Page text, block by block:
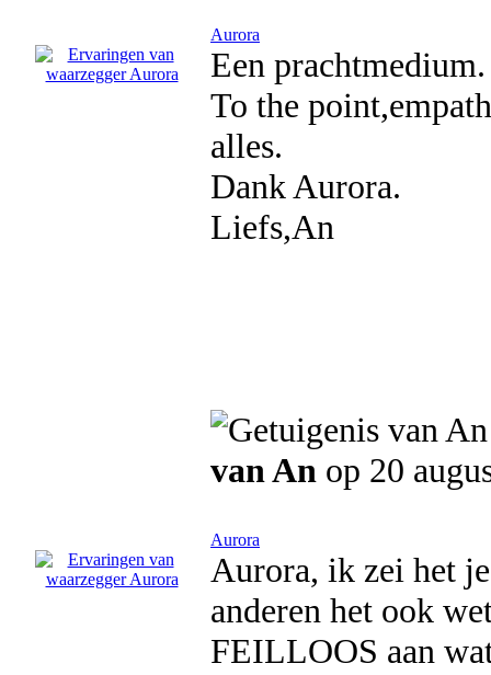
Aurora
Een prachtmedium.
To the
alles.
Dank Aurora.
Liefs,An
van An op 20
Aurora
Aurora, ik zei het
anderen het ook
FEILLOOS aan